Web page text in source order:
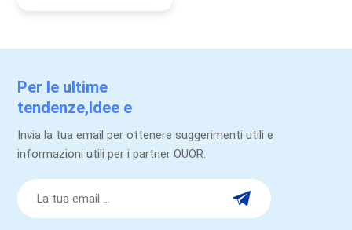
Per le ultime
tendenze,Idee e
promozioni.
Invia la tua email per ottenere suggerimenti utili e
informazioni utili per i partner OUOR.